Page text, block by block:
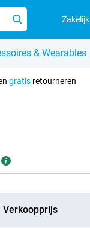
Zakelijk
& Wearables
gratisretourneren
Verkoopprijs